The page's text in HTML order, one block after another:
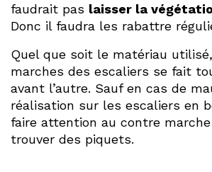
faudrait pas laisser la
Donc il faudra les rabattre
Quel que soit le matériau
marches des escaliers se fait
avant l’autre. Sauf en cas de
réalisation sur les escaliers en
faire attention au contre
trouver des piquets.